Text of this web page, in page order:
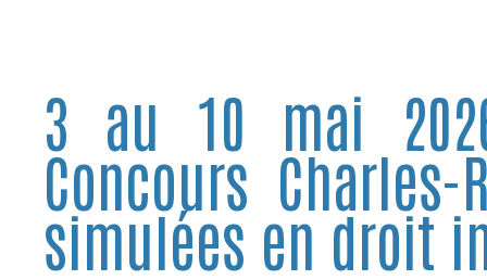
3 au 10 mai
Concours
simulées en droit